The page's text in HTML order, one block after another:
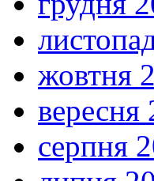
жовтня
вересня
серпня